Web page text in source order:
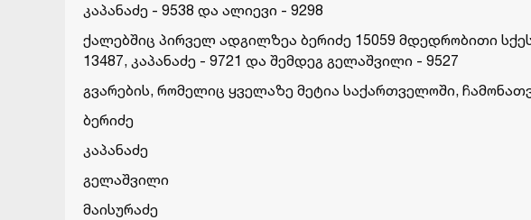
კა­პა­ნა­ძე - 9538 და ალი­ე­ვი - 9298
ქა­ლებ­შიც პირ­ველ ად­გილ­ზეა ბე­რი­ძე 15059 მდედ­რო­ბი­თი
13487, კა­პა­ნა­ძე - 9721 და შემ­დეგ გე­ლაშ­ვი­ლი - 9527
გვა­რე­ბის, რო­მე­ლიც ყვე­ლა­ზე მე­ტია სა­ქარ­თვე­ლო­ში,
ბე­რი­ძე
კა­პა­ნა­ძე
გე­ლაშ­ვი­ლი
მა­ი­სუ­რა­ძე